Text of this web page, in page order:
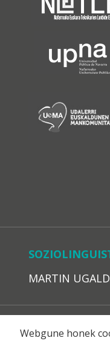
MARTIN
Webgune honek